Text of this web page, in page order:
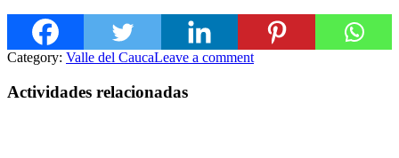
Category: Valle del CaucaLeave a comment
Actividades relacionadas